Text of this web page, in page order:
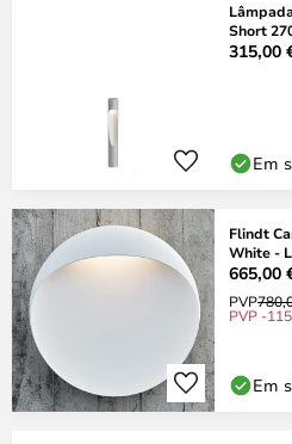
Short
315,00
Em
Flindt
White -
665,00
PVP
PVP -
Em